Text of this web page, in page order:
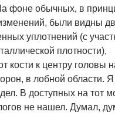
фоне обычных, в
были видны
уплотнений (с
плотности),
кости к центру головы
в лобной области. Я
В доступных на тот
не нашел. Думал,